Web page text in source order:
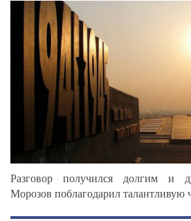
Разговор получился долгим и
Морозов поблагодарил талантливую